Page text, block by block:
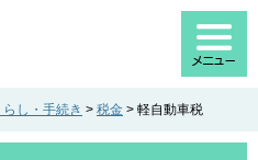
らし・手続き > 税金 > 軽自動車税